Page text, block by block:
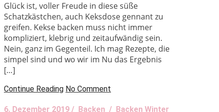
Glück ist, voller Freude in diese süße
Schatzkästchen, auch Keksdose gennant zu
greifen. Kekse backen muss nicht immer
kompliziert, klebrig und zeitaufwändig sein.
Nein, ganz im Gegenteil. Ich mag Rezepte, die
simpel sind und wo wir im Nu das Ergebnis
[…]
Continue Reading No Comment
6. Dezember 2019 / Backen / Backen Winter